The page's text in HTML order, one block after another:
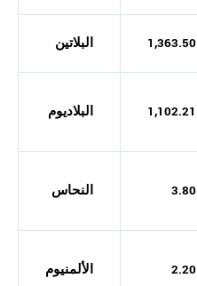
البلاتين 1,363.50
البلاديوم 1,102.21
النحاس 3.80
الألمنيوم 2.20